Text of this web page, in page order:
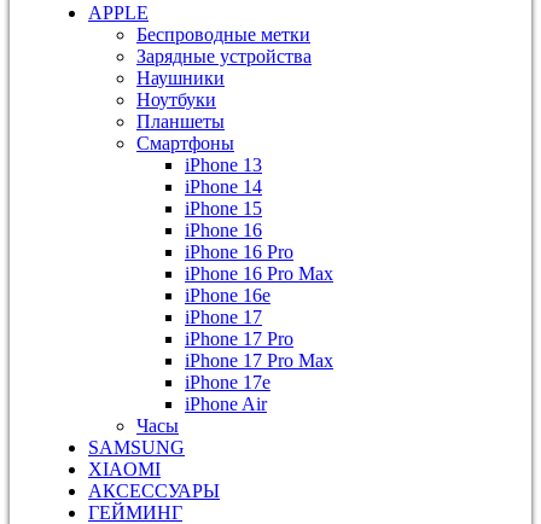
APPLE
Беспроводные метки
Зарядные устройства
Наушники
Ноутбуки
Планшеты
Смартфоны
iPhone 13
iPhone 14
iPhone 15
iPhone 16
iPhone 16 Pro
iPhone 16 Pro Max
iPhone 16e
iPhone 17
iPhone 17 Pro
iPhone 17 Pro Max
iPhone 17e
iPhone Air
Часы
SAMSUNG
XIAOMI
АКСЕССУАРЫ
ГЕЙМИНГ